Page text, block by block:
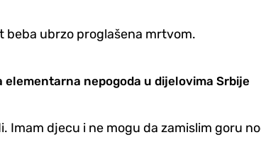
beba ubrzo proglašena mrtvom.
elementarna nepogoda u dijelovima Srbije
Imam djecu i ne mogu da zamislim goru